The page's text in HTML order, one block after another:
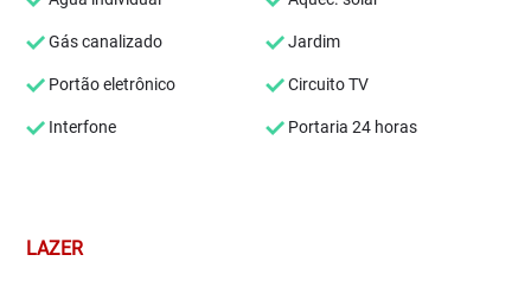
Gás canalizado Jardim
Portão eletrônico Circuito TV
Interfone Portaria 24 horas
LAZER